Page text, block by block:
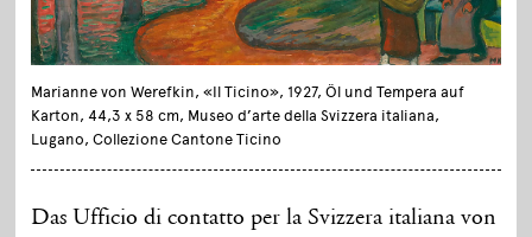
Marianne von Werefkin, «Il Ticino», 1927, Öl und Tempera auf
Karton, 44,3 x 58 cm, Museo d’arte della Svizzera italiana,
Lugano, Collezione Cantone Ticino
Das Ufficio di contatto per la Svizzera italiana von